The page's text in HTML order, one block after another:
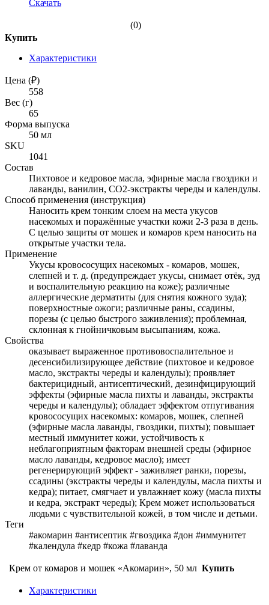
Скачать
(0)
Купить
Характеристики
Цена (₽)
558
Вес (г)
65
Форма выпуска
50 мл
SKU
1041
Состав
Пихтовое и кедровое масла, эфирные масла гвоздики и
лаванды, ванилин, СО2-экстракты череды и календулы.
Способ применения (инструкция)
Наносить крем тонким слоем на места укусов
насекомых и поражённые участки кожи 2-3 раза в день.
С целью защиты от мошек и комаров крем наносить на
открытые участки тела.
Применение
Укусы кровососущих насекомых - комаров, мошек,
слепней и т. д. (предупреждает укусы, снимает отёк, зуд
и воспалительную реакцию на коже); различные
аллергические дерматиты (для снятия кожного зуда);
поверхностные ожоги; различные раны, ссадины,
порезы (с целью быстрого заживления); проблемная,
склонная к гнойничковым высыпаниям, кожа.
Свойства
оказывает выраженное противовоспалительное и
десенсибилизирующее действие (пихтовое и кедровое
масло, экстракты череды и календулы); проявляет
бактерицидный, антисептический, дезинфицирующий
эффекты (эфирные масла пихты и лаванды, экстракты
череды и календулы); обладает эффектом отпугивания
кровососущих насекомых: комаров, мошек, слепней
(эфирные масла лаванды, гвоздики, пихты); повышает
местный иммунитет кожи, устойчивость к
неблагоприятным факторам внешней среды (эфирное
масло лаванды, кедровое масло); имеет
регенерирующий эффект - заживляет ранки, порезы,
ссадины (экстракты череды и календулы, масла пихты и
кедра); питает, смягчает и увлажняет кожу (масла пихты
и кедра, экстракт череды); Крем может использоваться
людьми с чувствительной кожей, в том числе и детьми.
Теги
#акомарин #антисептик #гвоздика #дон #иммунитет
#календула #кедр #кожа #лаванда
Крем от комаров и мошек «Акомарин», 50 мл Купить
Характеристики